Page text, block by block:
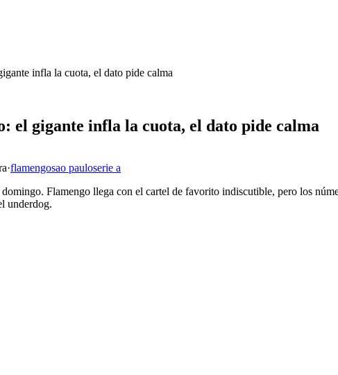
infla la cuota, el dato pide calma
el gigante infla la cuota, el dato pide calma
·flamengosao pauloserie a
Flamengo llega con el cartel de favorito indiscutible, pero los
underdog.